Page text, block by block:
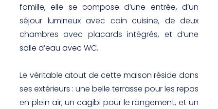
famille, elle se compose d’une entrée, d’un
séjour lumineux avec coin cuisine, de deux
chambres avec placards intégrés, et d’une
salle d’eau avec WC.
Le véritable atout de cette maison réside dans
ses extérieurs : une belle terrasse pour les repas
en plein air, un cagibi pour le rangement, et un